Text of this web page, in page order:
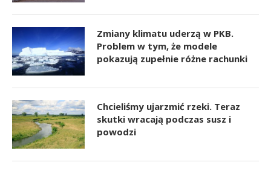
Zmiany klimatu uderzą w PKB.
Problem w tym, że modele
pokazują zupełnie różne rachunki
Chcieliśmy ujarzmić rzeki. Teraz
skutki wracają podczas susz i
powodzi